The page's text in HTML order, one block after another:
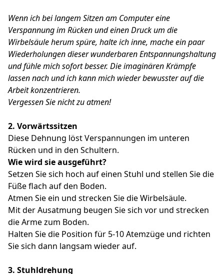
Wenn ich bei langem Sitzen am Computer eine
Verspannung im Rücken und einen Druck um die
Wirbelsäule herum spüre, halte ich inne, mache ein paar
Wiederholungen dieser wunderbaren Entspannungshaltung
und fühle mich sofort besser. Die imaginären Krämpfe
lassen nach und ich kann mich wieder bewusster auf die
Arbeit konzentrieren.
Vergessen Sie nicht zu atmen!
2. Vorwärtssitzen
Diese Dehnung löst Verspannungen im unteren
Rücken und in den Schultern.
Wie wird sie ausgeführt?
Setzen Sie sich hoch auf einen Stuhl und stellen Sie die
Füße flach auf den Boden.
Atmen Sie ein und strecken Sie die Wirbelsäule.
Mit der Ausatmung beugen Sie sich vor und strecken
die Arme zum Boden.
Halten Sie die Position für 5-10 Atemzüge und richten
Sie sich dann langsam wieder auf.
3. Stuhldrehung